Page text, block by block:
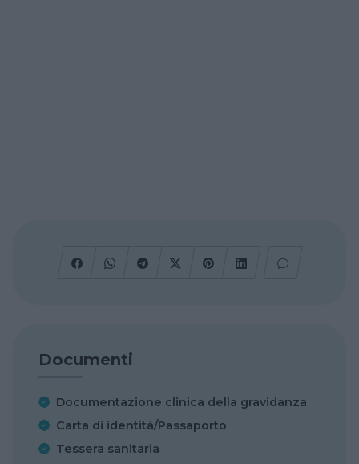
Documenti
Documentazione clinica della gravidanza
Carta di identità/Passaporto
Tessera sanitaria